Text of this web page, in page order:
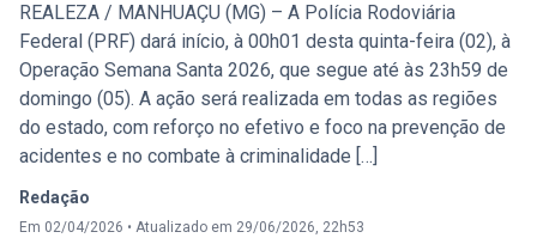
REALEZA / MANHUAÇU (MG) – A Polícia Rodoviária
Federal (PRF) dará início, à 00h01 desta quinta-feira (02), à
Operação Semana Santa 2026, que segue até às 23h59 de
domingo (05). A ação será realizada em todas as regiões
do estado, com reforço no efetivo e foco na prevenção de
acidentes e no combate à criminalidade […]
Redação
Em 02/04/2026 • Atualizado em 29/06/2026, 22h53